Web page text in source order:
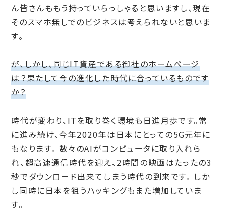
ん皆さんももう持っていらっしゃると思いますし、現在
そのスマホ無しでのビジネスは考えられないと思いま
す。
が、しかし、同じIT資産である御社のホームページ
は？果たして今の進化した時代に合っているものです
か？
時代が変わり、ITを取り巻く環境も日進月歩です。常
に進み続け、今年2020年は日本にとっての5G元年に
もなります。 数々のAIがコンピュータに取り入れら
れ、超高速通信時代を迎え、2時間の映画はたったの3
秒でダウンロード出来てしまう時代の到来です。 しか
し同時に日本を狙うハッキングもまた増加していま
す。